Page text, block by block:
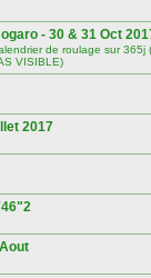
- 30 & 31 Oct
de roulage sur 365j
VISIBLE)
2017